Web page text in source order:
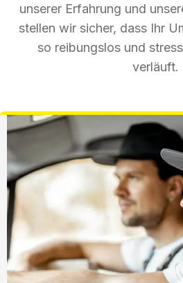
unserer Erfahrung und
stellen wir sicher, dass Ihr
so reibungslos und
verläuft.